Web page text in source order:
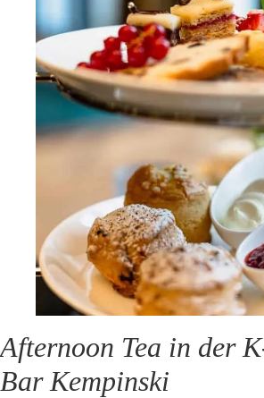
Afternoon Tea in der
Bar Kempinski